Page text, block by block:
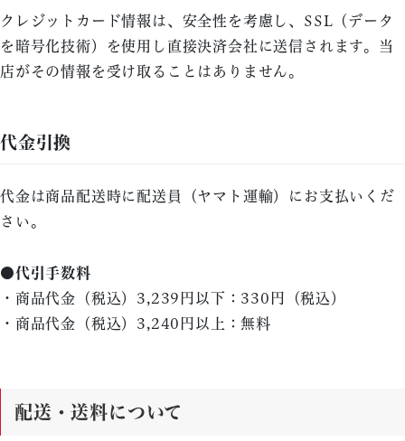
クレジットカード情報は、安全性を考慮し、SSL（データ
を暗号化技術）を使用し直接決済会社に送信されます。当
店がその情報を受け取ることはありません。
代金引換
代金は商品配送時に配送員（ヤマト運輸）にお支払いくだ
さい。
●代引手数料
・商品代金（税込）3,239円以下：330円（税込）
・商品代金（税込）3,240円以上：無料
配送・送料について